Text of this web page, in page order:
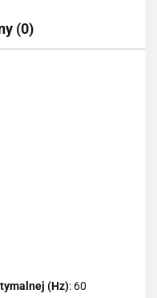
(0)
(Hz): 60